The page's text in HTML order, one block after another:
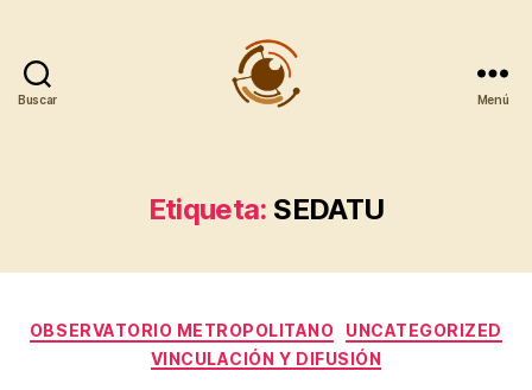
Buscar Menú
Etiqueta: SEDATU
Categorías
OBSERVATORIO METROPOLITANO
UNCATEGORIZED
VINCULACIÓN Y DIFUSIÓN